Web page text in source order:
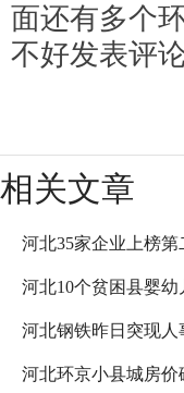
面还有多个
不好发表评论
相关文章
河北35家企业上榜
河北10个贫困县婴幼
河北钢铁昨日突现人
河北环京小县城房价